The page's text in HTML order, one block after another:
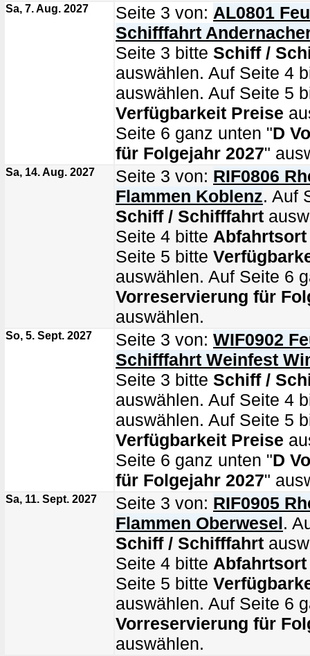
Sa, 7. Aug. 2027 Seite 3 von: AL0801
Schifffahrt
Seite 3 bitte Schiff /
auswählen. Auf Seite 4
auswählen. Auf Seite 5
Verfügbarkeit Preise
Seite 6 ganz unten "D
für Folgejahr 2027"
Sa, 14. Aug. 2027 Seite 3 von: RIF0806
Flammen Koblenz. Auf
Schiff / Schifffahrt
Seite 4 bitte Abfahrtsort
Seite 5 bitte
auswählen. Auf Seite 6
Vorreservierung für
auswählen.
So, 5. Sept. 2027 Seite 3 von: WIF0902
Schifffahrt Weinfest
Seite 3 bitte Schiff /
auswählen. Auf Seite 4
auswählen. Auf Seite 5
Verfügbarkeit Preise
Seite 6 ganz unten "D
für Folgejahr 2027"
Sa, 11. Sept. 2027 Seite 3 von: RIF0905
Flammen Oberwesel.
Schiff / Schifffahrt
Seite 4 bitte Abfahrtsort
Seite 5 bitte
auswählen. Auf Seite 6
Vorreservierung für
auswählen.